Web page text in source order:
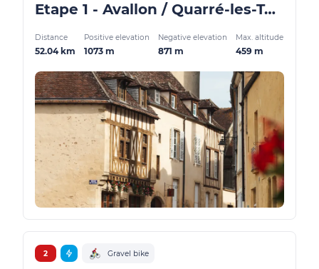
Etape 1 - Avallon / Quarré-les-Tombes - GMTC Gravel
Distance
52.04 km
Positive elevation
1073 m
Negative elevation
871 m
Max. altitude
459 m
2 Gravel bike